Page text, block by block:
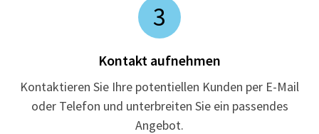
3
Kontakt aufnehmen
Kontaktieren Sie Ihre potentiellen Kunden per E-Mail
oder Telefon und unterbreiten Sie ein passendes
Angebot.